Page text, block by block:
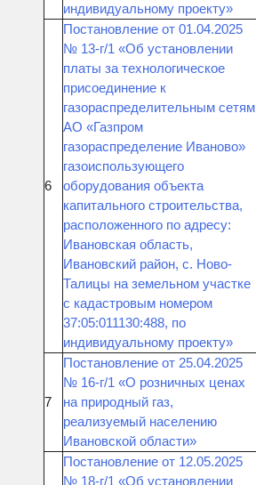
индивидуальному проекту»
6
Постановление от 01.04.2025
№ 13-г/1 «Об установлении
платы за технологическое
присоединение к
газораспределительным сетям
АО «Газпром
газораспределение Иваново»
газоиспользующего
оборудования объекта
капитального строительства,
расположенного по адресу:
Ивановская область,
Ивановский район, с. Ново-
Талицы на земельном участке
с кадастровым номером
37:05:011130:488, по
индивидуальному проекту»
7
Постановление от 25.04.2025
№ 16-г/1 «О розничных ценах
на природный газ,
реализуемый населению
Ивановской области»
Постановление от 12.05.2025
№ 18-г/1 «Об установлении